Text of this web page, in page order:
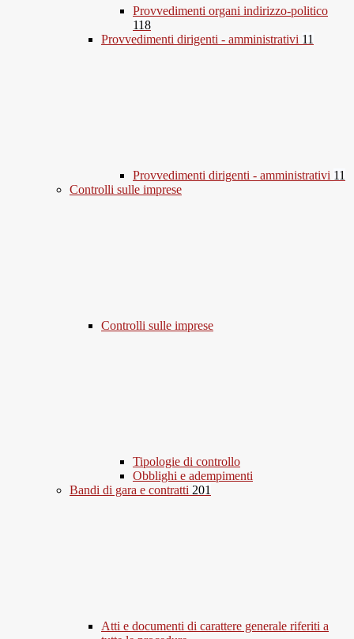
Provvedimenti organi indirizzo-politico
118
Provvedimenti dirigenti - amministrativi 11
Provvedimenti dirigenti - amministrativi 11
Controlli sulle imprese
Controlli sulle imprese
Tipologie di controllo
Obblighi e adempimenti
Bandi di gara e contratti 201
Atti e documenti di carattere generale riferiti a